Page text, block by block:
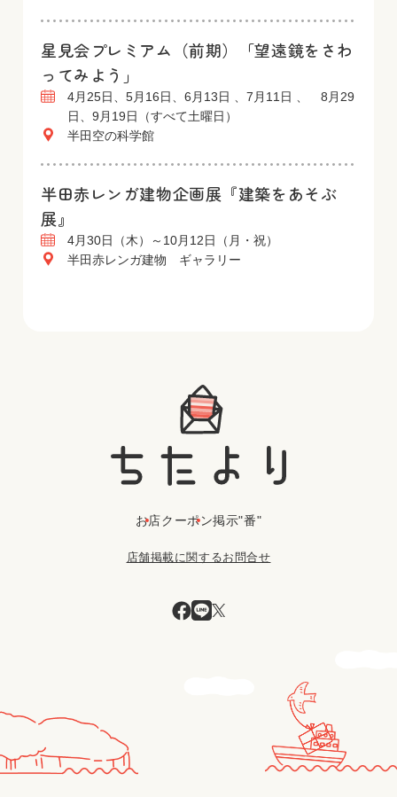
星見会プレミアム（前期）「望遠鏡をさわ
ってみよう」
4月25日、5月16日、6月13日 、7月11日 、 8月29
日、9月19日（すべて土曜日）
半田空の科学館
半田赤レンガ建物企画展『建築をあそぶ
展』
4月30日（木）～10月12日（月・祝）
半田赤レンガ建物 ギャラリー
お店クーポン掲示"番"
店舗掲載に関するお問合せ